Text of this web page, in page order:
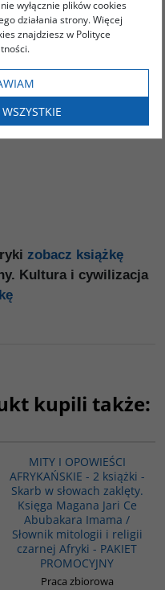
- 2 książki
świat
Hausa - PAKIET
zobacz książkę
Kultura i cywilizacja
kupili także:
MITY I OPOWIEŚCI
AFRYKAŃSKIE - 2 książki -
Skarb w słowach zaklęty.
Księga Magana Jari Ce
Abubakara Imama /
Słownik mitologii i religii
czarnej Afryki - PAKIET
PROMOCYJNY
Praca zbiorowa
wyłącznie plików cookies
działania strony. Więcej
znajdziesz w Polityce